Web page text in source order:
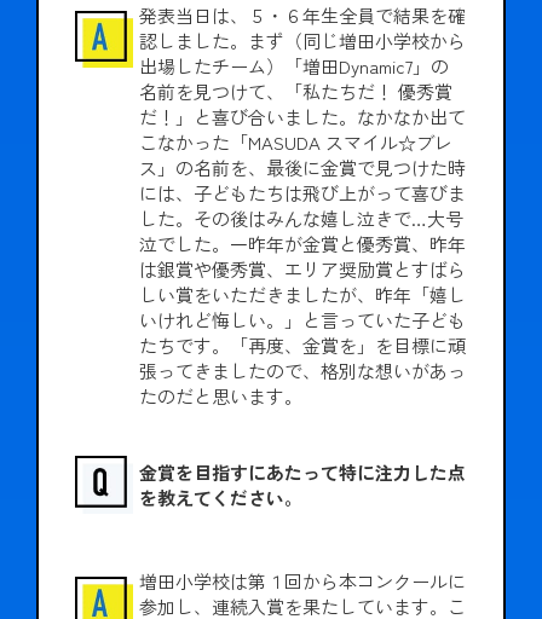
発表当日は、５・６年生全員で結果を確
認しました。まず（同じ増田小学校から
出場したチーム）「増田Dynamic7」の
名前を見つけて、「私たちだ！ 優秀賞
だ！」と喜び合いました。なかなか出て
こなかった「MASUDA スマイル☆ブレ
ス」の名前を、最後に金賞で見つけた時
には、子どもたちは飛び上がって喜びま
した。その後はみんな嬉し泣きで…大号
泣でした。一昨年が金賞と優秀賞、昨年
は銀賞や優秀賞、エリア奨励賞とすばら
しい賞をいただきましたが、昨年「嬉し
いけれど悔しい。」と言っていた子ども
たちです。「再度、金賞を」を目標に頑
張ってきましたので、格別な想いがあっ
たのだと思います。
金賞を目指すにあたって特に注力した点
を教えてください。
増田小学校は第１回から本コンクールに
参加し、連続入賞を果たしています。こ